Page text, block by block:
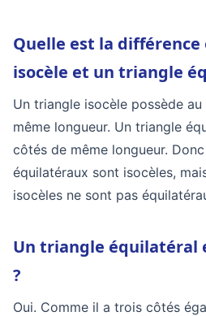
Quelle est la
isocèle et un triangle
Un triangle isocèle possède
même longueur. Un triangle
côtés de même longueur.
équilatéraux sont isocèles,
isocèles ne sont pas
Un triangle équilatéral
?
Oui. Comme il a trois côtés